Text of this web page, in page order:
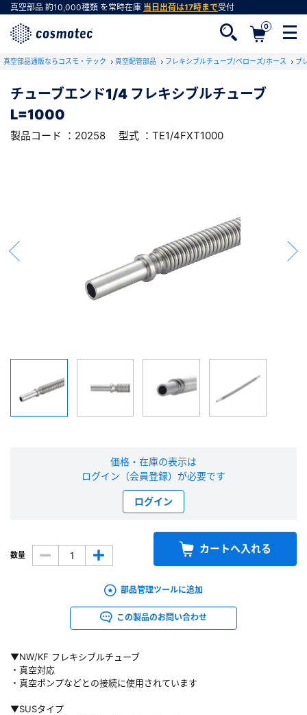
真空部品 約10,000種類 を常時在庫 当日出荷は17時まで受付
0
真空部品通販ならコスモ・テック 真空配管部品 フレキシブルチューブ/ベローズ/ホース ブ
チューブエンド1/4 フレキシブルチューブ
L=1000
製品コード ：20258 型式 ：TE1/4FXT1000
▼NW/KF フレキシブルチューブ
・真空対応
・真空ポンプなどとの接続に使用されています
▼SUSタイプ
価格・在庫の表示は
ログイン（会員登録）が必要です
ログイン
数量 カートへ入れる
部品管理ツールに追加
この製品のお問い合わせ
RoHS2適合報告書のダウンロード
下記製品のRoHS2適合報告書のダウンロードをします。
チューブエンド1/4 フレキシブルチューブ
L=1000
型式 ：TE1/4FXT1000 製品コード ：20258
ダウンロードする
会員登録をすれば、便利な機能がご利用いただけ
があります。また当社の判断によりお断りする場合があります。
会員の方はこちら
ログイン
お問い合わせページ